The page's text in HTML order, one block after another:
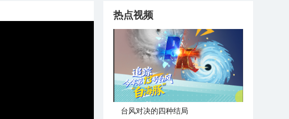
热点视频
台风对决的四种结局